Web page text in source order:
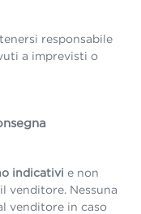
responsabile
a imprevisti o
indicativi e non
venditore. Nessuna
venditore in caso